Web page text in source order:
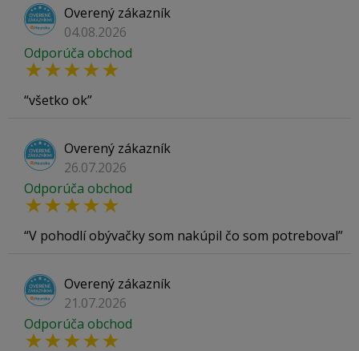
Overený zákazník
04.08.2026
Odporúča obchod
všetko ok
Overený zákazník
26.07.2026
Odporúča obchod
V pohodlí obývačky som nakúpil čo som potreboval
Overený zákazník
21.07.2026
Odporúča obchod